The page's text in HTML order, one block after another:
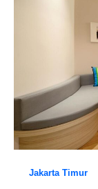
Jakarta Timur